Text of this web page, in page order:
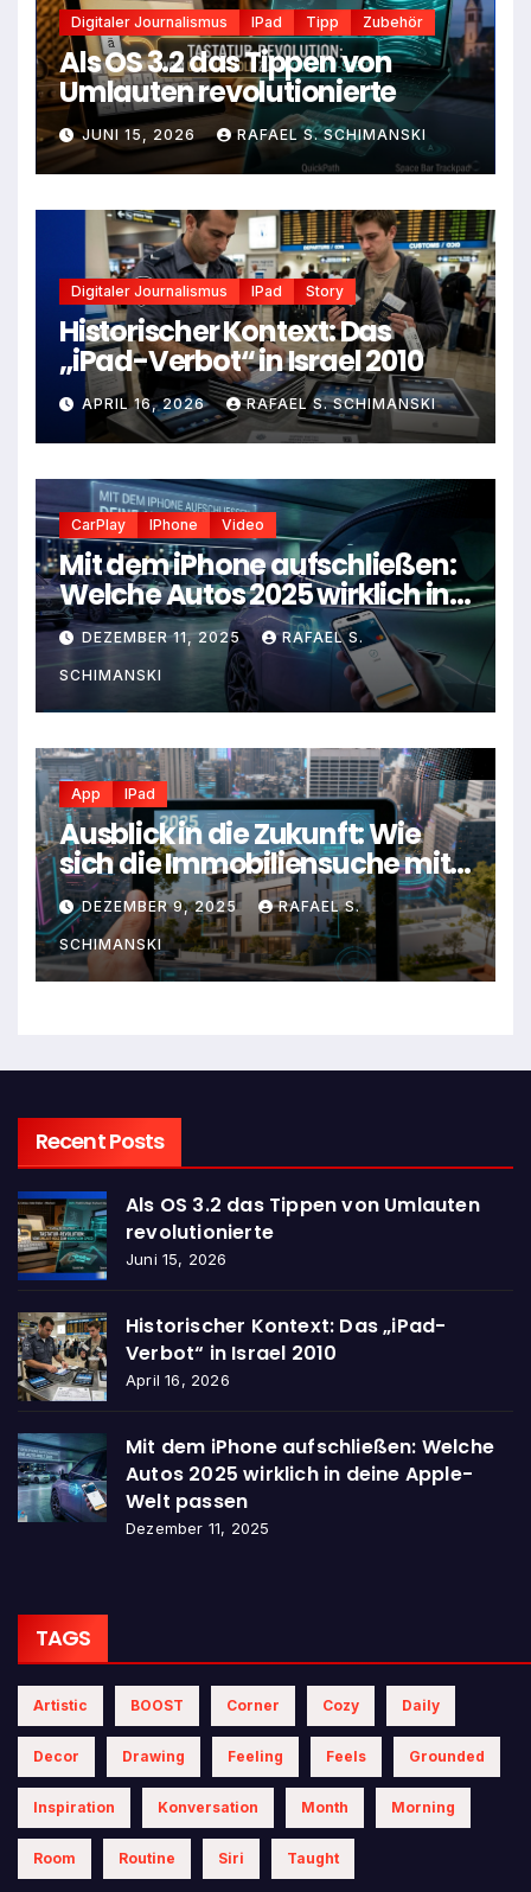
Digitaler Journalismus IPad Tipp Zubehör
Als OS 3.2 das Tippen von
Umlauten revolutionierte
JUNI 15, 2026 RAFAEL S. SCHIMANSKI
Digitaler Journalismus IPad Story
Historischer Kontext: Das
„iPad-Verbot“ in Israel 2010
APRIL 16, 2026 RAFAEL S. SCHIMANSKI
CarPlay IPhone Video
Mit dem iPhone aufschließen:
Welche Autos 2025 wirklich in
deine Apple-Welt passen
DEZEMBER 11, 2025 RAFAEL S.
SCHIMANSKI
App IPad
Ausblick in die Zukunft: Wie
sich die Immobiliensuche mit
dem iPad wirklich entwickelt
hatDEZEMBER 9, 2025 RAFAEL S.
SCHIMANSKI
Recent Posts
Als OS 3.2 das Tippen von Umlauten
revolutionierte
Juni 15, 2026
Historischer Kontext: Das „iPad-
Verbot“ in Israel 2010
April 16, 2026
Mit dem iPhone aufschließen: Welche
Autos 2025 wirklich in deine Apple-
Welt passen
Dezember 11, 2025
TAGS
Artistic BOOST Corner Cozy Daily
Decor Drawing Feeling Feels Grounded
Inspiration Konversation Month Morning
Room Routine Siri Taught